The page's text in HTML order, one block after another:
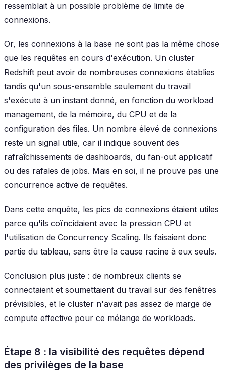
ressemblait à un possible problème de limite de
connexions.
Or, les connexions à la base ne sont pas la même chose
que les requêtes en cours d'exécution. Un cluster
Redshift peut avoir de nombreuses connexions établies
tandis qu'un sous-ensemble seulement du travail
s'exécute à un instant donné, en fonction du workload
management, de la mémoire, du CPU et de la
configuration des files. Un nombre élevé de connexions
reste un signal utile, car il indique souvent des
rafraîchissements de dashboards, du fan-out applicatif
ou des rafales de jobs. Mais en soi, il ne prouve pas une
concurrence active de requêtes.
Dans cette enquête, les pics de connexions étaient utiles
parce qu'ils coïncidaient avec la pression CPU et
l'utilisation de Concurrency Scaling. Ils faisaient donc
partie du tableau, sans être la cause racine à eux seuls.
Conclusion plus juste : de nombreux clients se
connectaient et soumettaient du travail sur des fenêtres
prévisibles, et le cluster n'avait pas assez de marge de
compute effective pour ce mélange de workloads.
Étape 8 : la visibilité des requêtes dépend
des privilèges de la base